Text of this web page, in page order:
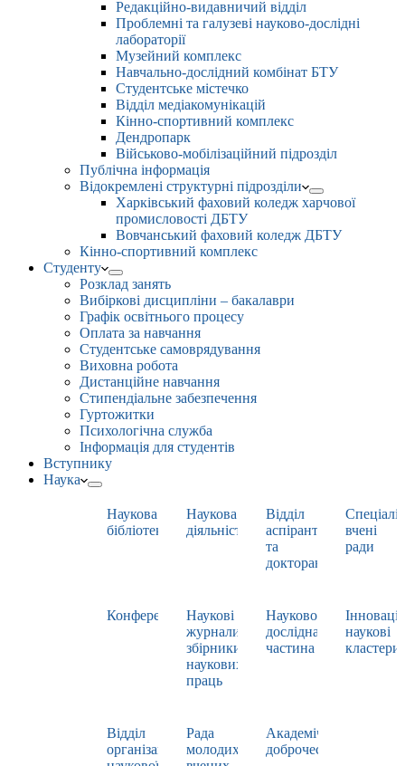
Редакційно-видавничий відділ
Проблемні та галузеві науково-дослідні
лабораторії
Музейний комплекс
Навчально-дослідний комбінат БТУ
Студентське містечко
Відділ медіакомунікацій
Кінно-спортивний комплекс
Дендропарк
Військово-мобілізаційний підрозділ
Публічна інформація
Відокремлені структурні підрозділи
Харківський фаховий коледж харчової
промисловості ДБТУ
Вовчанський фаховий коледж ДБТУ
Кінно-спортивний комплекс
Студенту
Розклад занять
Вибіркові дисципліни – бакалаври
Графік освітнього процесу
Оплата за навчання
Студентське самоврядування
Виховна робота
Дистанційне навчання
Стипендіальне забезпечення
Гуртожитки
Психологічна служба
Інформація для студентів
Вступнику
Наука
Наукова
бібліотека
Наукова
діяльність
Відділ
аспірантури
та
докторантури
вчені
ради
Конференції
Наукові
журнали,
збірники
наукових
праць
Науково-
дослідна
частина
наукові
кластери
Відділ
організації
Рада
молодих
Академічна
доброчесність